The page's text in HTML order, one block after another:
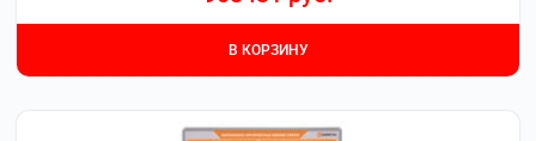
В КОРЗИНУ